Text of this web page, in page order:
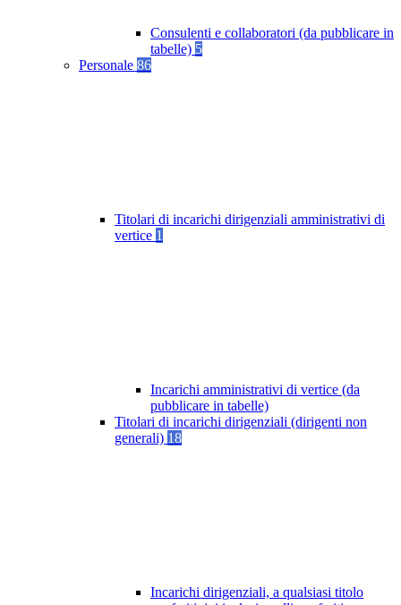
Consulenti e collaboratori (da pubblicare in
tabelle) 5
Personale 86
Titolari di incarichi dirigenziali amministrativi di
vertice 1
Incarichi amministrativi di vertice (da
pubblicare in tabelle)
Titolari di incarichi dirigenziali (dirigenti non
generali) 18
Incarichi dirigenziali, a qualsiasi titolo